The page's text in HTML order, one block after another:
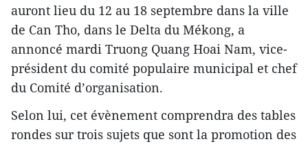
auront lieu du 12 au 18 septembre dans la ville
de Can Tho, dans le Delta du Mékong, a
annoncé mardi Truong Quang Hoai Nam, vice-
président du comité populaire municipal et chef
du Comité d’organisation.
Selon lui, cet évènement comprendra des tables
rondes sur trois sujets que sont la promotion des